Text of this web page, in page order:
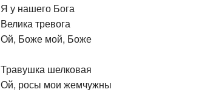
Я у нашего Бога
Велика тревога
Ой, Боже мой, Боже
Травушка шелковая
Ой, росы мои жемчужны